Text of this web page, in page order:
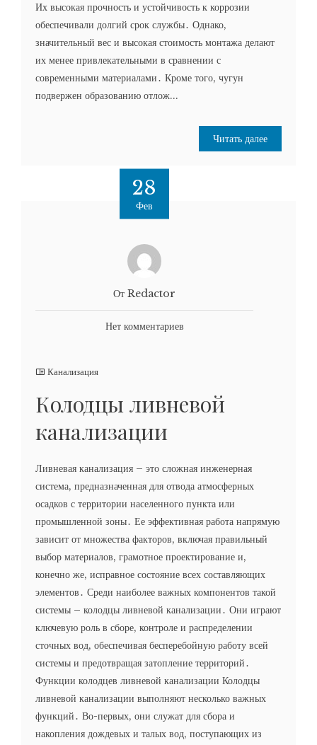
Их высокая прочность и устойчивость к коррозии
обеспечивали долгий срок службы․ Однако,
значительный вес и высокая стоимость монтажа делают
их менее привлекательными в сравнении с
современными материалами․ Кроме того, чугун
подвержен образованию отлож...
Читать далее
28
Фев
От Redactor
Нет комментариев
Канализация
Колодцы ливневой
канализации
Ливневая канализация – это сложная инженерная
система, предназначенная для отвода атмосферных
осадков с территории населенного пункта или
промышленной зоны․ Ее эффективная работа напрямую
зависит от множества факторов, включая правильный
выбор материалов, грамотное проектирование и,
конечно же, исправное состояние всех составляющих
элементов․ Среди наиболее важных компонентов такой
системы – колодцы ливневой канализации․ Они играют
ключевую роль в сборе, контроле и распределении
сточных вод, обеспечивая бесперебойную работу всей
системы и предотвращая затопление территорий․
Функции колодцев ливневой канализации Колодцы
ливневой канализации выполняют несколько важных
функций․ Во-первых, они служат для сбора и
накопления дождевых и талых вод, поступающих из